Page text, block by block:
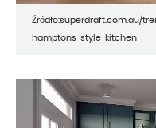
Źródło:superdraft.com.au/
hamptons-style-kitchen